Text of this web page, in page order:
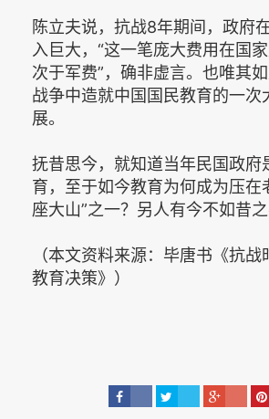
陈立夫说，抗战8年期间，政府
入巨大，“这一笔庞大费用在国
次于军费”，确非虚言。也唯其
战争中造就中国国民教育的一次
展。
抚昔思今，就知道当年民国政府
育，至于如今教育为何成为压在
座大山”之一？另人有今不如昔之
（本文资料来源：毕唐书《抗
教育决策》）